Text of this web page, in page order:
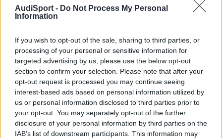
AudiSport - Do Not Process My Personal
Information
If you wish to opt-out of the sale, sharing to third parties, or
processing of your personal or sensitive information for
targeted advertising by us, please use the below opt-out
section to confirm your selection. Please note that after your
opt-out request is processed you may continue seeing
interest-based ads based on personal information utilized by
us or personal information disclosed to third parties prior to
your opt-out. You may separately opt-out of the further
disclosure of your personal information by third parties on the
IAB’s list of downstream participants. This information may
Harigami
Publicado24 de Septiembre del 2024
Yo me he quedado sin bateria esta semana en el otro coche que
tengo. Gracias a que tengo un arrancador.
Un chispazo y palante, al menos puedes arrancar el coche y
moverlo a donde sea. 5 años ha durado la batería, y no ha dado
síntomas de desfallecer. Bueno, alguno sí, pero no lo
asociábamos a la batería.